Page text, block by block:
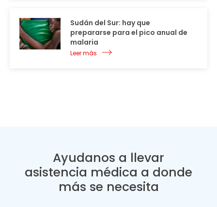
Sudán del Sur: hay que
prepararse para el pico anual de
malaria
Leer más
Ayudanos a llevar
asistencia médica a donde
más se necesita